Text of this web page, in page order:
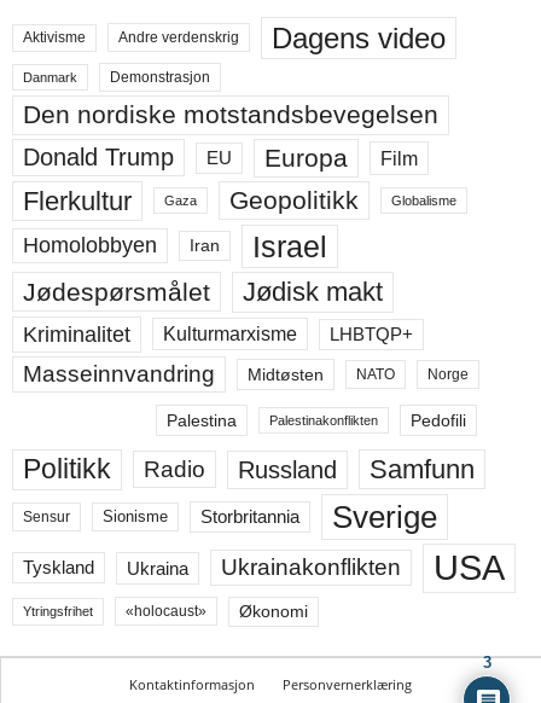
Aktivisme Andre verdenskrig Dagens video
Danmark Demonstrasjon
Den nordiske motstandsbevegelsen
Donald Trump EU Europa Film
Flerkultur Gaza Geopolitikk Globalisme
Homolobbyen Iran Israel
Jødespørsmålet Jødisk makt
Kriminalitet Kulturmarxisme LHBTQP+
Masseinnvandring Midtøsten NATO Norge
Palestina Palestinakonflikten Pedofili
Politikk Radio Russland Samfunn
Sensur Sionisme Storbritannia Sverige
Tyskland Ukraina Ukrainakonflikten USA
Ytringsfrihet «holocaust» Økonomi
Kontaktinformasjon Personvernerklæring
3